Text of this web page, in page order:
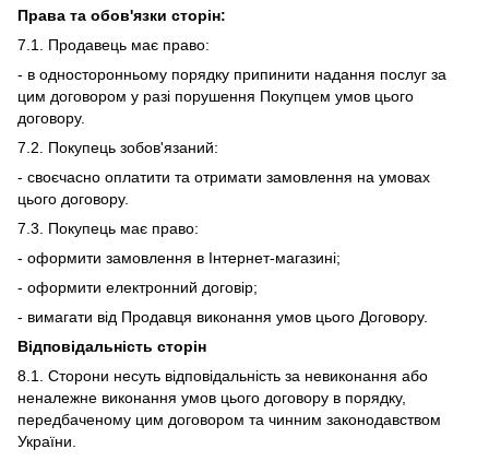
Права та обов'язки сторін:
7.1. Продавець має право:
- в односторонньому порядку припинити надання послуг за
цим договором у разі порушення Покупцем умов цього
договору.
7.2. Покупець зобов'язаний:
- своєчасно оплатити та отримати замовлення на умовах
цього договору.
7.3. Покупець має право:
- оформити замовлення в Інтернет-магазині;
- оформити електронний договір;
- вимагати від Продавця виконання умов цього Договору.
Відповідальність сторін
8.1. Сторони несуть відповідальність за невиконання або
неналежне виконання умов цього договору в порядку,
передбаченому цим договором та чинним законодавством
України.